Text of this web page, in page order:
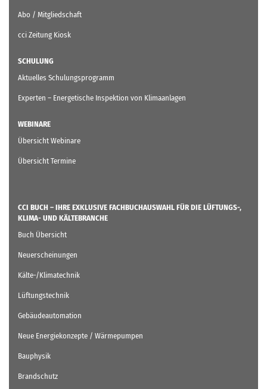
Abo / Mitgliedschaft
cci Zeitung Kiosk
SCHULUNG
Aktuelles Schulungsprogramm
Experten – Energetische Inspektion von Klimaanlagen
WEBINARE
Übersicht Webinare
Übersicht Termine
CCI BUCH – IHRE EXKLUSIVE FACHBUCHAUSWAHL FÜR DIE LÜFTUNGS-,
KLIMA- UND KÄLTEBRANCHE
Buch Übersicht
Neuerscheinungen
Kälte-/Klimatechnik
Lüftungstechnik
Gebäudeautomation
Neue Energiekonzepte / Wärmepumpen
Bauphysik
Brandschutz